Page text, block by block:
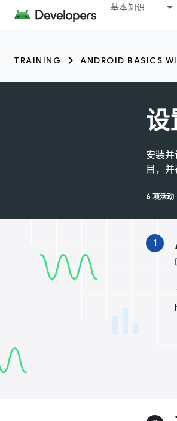
基本知识
TRAINING ANDROID BASICS
设
安装
目，
6 项活动
1